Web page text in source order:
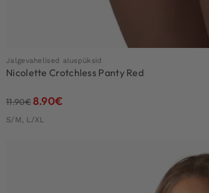
Jalgevahelised aluspüksid
Nicolette Crotchless Panty Red
11.90€8.90€
S/M, L/XL